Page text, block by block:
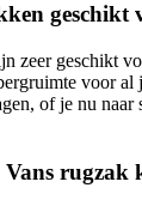
geschikt
zeer geschikt
voor al
of je nu
rugzak